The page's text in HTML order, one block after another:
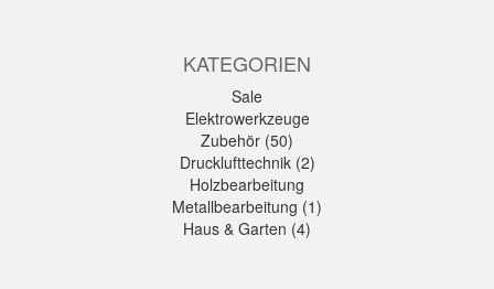
KATEGORIEN
Sale
Elektrowerkzeuge
Zubehör (50)
Drucklufttechnik (2)
Holzbearbeitung
Metallbearbeitung (1)
Haus & Garten (4)